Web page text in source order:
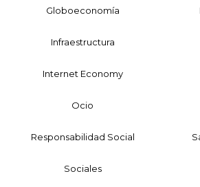
Globoeconomía
Infraestructura
Internet Economy
Ocio
Responsabilidad Social
Sociales